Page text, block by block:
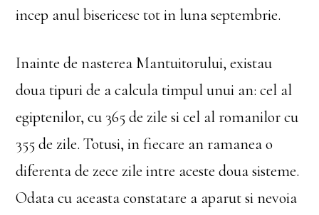
incep anul bisericesc tot in luna septembrie.
Inainte de nasterea Mantuitorului, existau
doua tipuri de a calcula timpul unui an: cel al
egiptenilor, cu 365 de zile si cel al romanilor cu
355 de zile. Totusi, in fiecare an ramanea o
diferenta de zece zile intre aceste doua sisteme.
Odata cu aceasta constatare a aparut si nevoia